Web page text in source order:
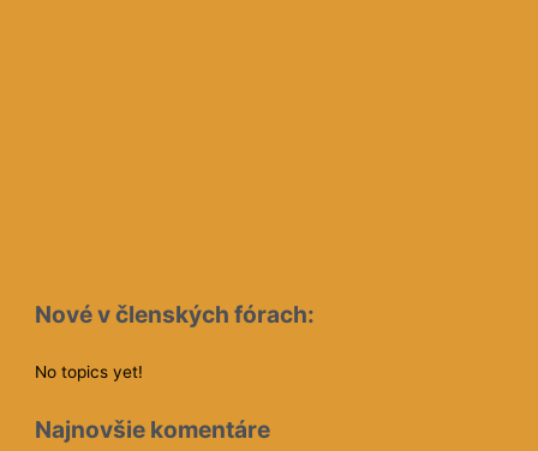
Nové v členských fórach:
No topics yet!
Najnovšie komentáre